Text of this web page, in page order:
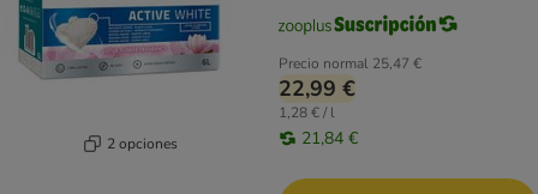
2 opciones
Precio normal 25,47 €
22,99 €
1,28 € / l
21,84 €